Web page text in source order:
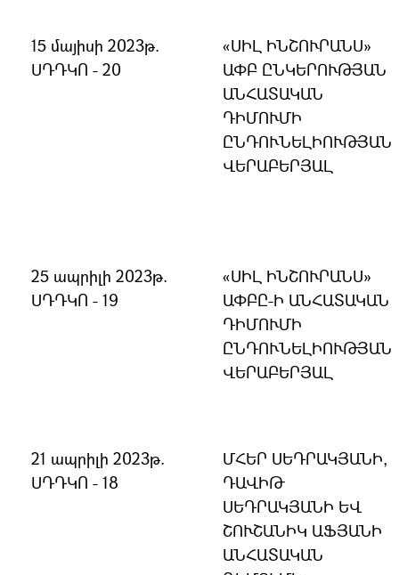
15 մայիսի 2023թ.
ՍԴԴԿՈ - 20
«ՍԻԼ ԻՆՇՈՒՐԱՆՍ»
ԱՓԲ ԸՆԿԵՐՈՒԹՅԱՆ
ԱՆՀԱՏԱԿԱՆ
ԴԻՄՈՒՄԻ
ԸՆԴՈՒՆԵԼԻՈՒԹՅԱՆ
ՎԵՐԱԲԵՐՅԱԼ
25 ապրիլի 2023թ.
ՍԴԴԿՈ - 19
«ՍԻԼ ԻՆՇՈՒՐԱՆՍ»
ԱՓԲԸ-Ի ԱՆՀԱՏԱԿԱՆ
ԴԻՄՈՒՄԻ
ԸՆԴՈՒՆԵԼԻՈՒԹՅԱՆ
ՎԵՐԱԲԵՐՅԱԼ
21 ապրիլի 2023թ.
ՍԴԴԿՈ - 18
ՄՀԵՐ ՍԵԴՐԱԿՅԱՆԻ,
ԴԱՎԻԹ
ՍԵԴՐԱԿՅԱՆԻ ԵՎ
ՇՈՒՇԱՆԻԿ ԱՖՅԱՆԻ
ԱՆՀԱՏԱԿԱՆ